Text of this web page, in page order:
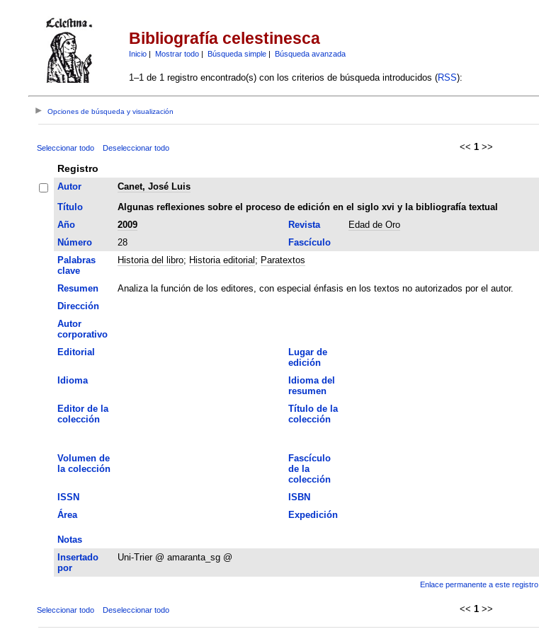
Bibliografía celestinesca
Inicio| Mostrar todo| Búsqueda simple| Búsqueda avanzada
1–1 de 1 registro encontrado(s) con los criterios de búsqueda introducidos (RSS):
Opciones de búsqueda y visualización
Seleccionar todo Deseleccionar todo << 1 >>
Registro
Autor
Canet, José Luis
Título
Algunas reflexiones sobre el proceso de edición en el siglo xvi y la bibliografía textual
Año
2009 Revista Edad de Oro
Número
28 Fascículo
Palabras
clave
Historia del libro; Historia editorial ; Paratextos
Resumen
Analiza la función de los editores, con especial énfasis en los textos no autorizados por el autor.
Dirección
Autor
corporativo
Editorial
Lugar de
edición
Idioma
Idioma del
resumen
Editor de la
colección
Título de la
colección
Volumen de
la colección
Fascículo
de la
colección
ISSN ISBN
Área
Expedición
Notas
Insertado
por
Uni-Trier @ amaranta_sg @
Enlace permanente a este registro
Seleccionar todo Deseleccionar todo << 1 >>